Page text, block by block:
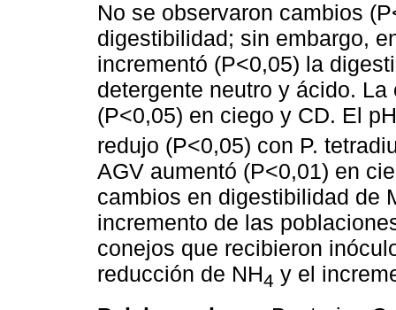
No se observaron cambios
digestibilidad; sin embargo,
incrementó (P<0,05) la
detergente neutro y ácido.
(P<0,05) en ciego y CD. El
redujo (P<0,05) con P.
AGV aumentó (P<0,01) en
cambios en digestibilidad de
incremento de las
conejos que recibieron
reducción de NH4 y el